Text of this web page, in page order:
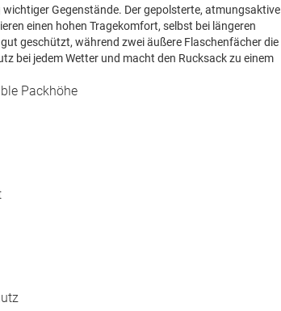
Gegenstände. Der gepolsterte, atmungsaktive
einen hohen Tragekomfort, selbst bei längeren
geschützt, während zwei äußere Flaschenfächer die
bei jedem Wetter und macht den Rucksack zu einem
Packhöhe